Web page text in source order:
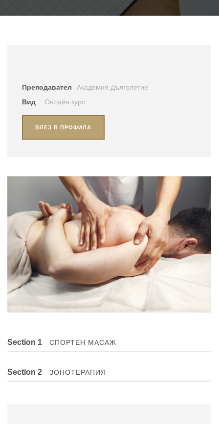
Преподавател
Академия Дълголетие
Вид
Онлайн курс
ВЛЕЗ В ПРОФИЛА
Section 1 СПОРТЕН МАСАЖ
Section 2 ЗОНОТЕРАПИЯ